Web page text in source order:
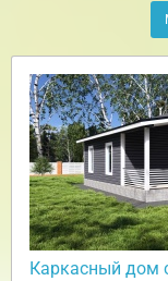
Каркасный дом